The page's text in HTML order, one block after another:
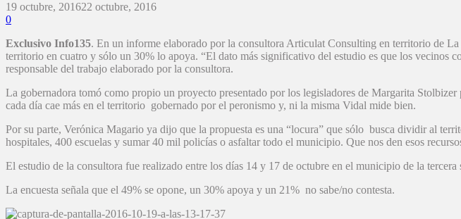
19 octubre, 201622 octubre, 2016
0
Exclusivo Info135. En un informe elaborado por la consultora Articulat Consulting en territorio de
territorio en cuatro y sólo un 30% lo apoya. “El dato más significativo del estudio es que los
responsable del trabajo elaborado por la consultora.
La gobernadora tomó como propio un proyecto presentado por los legisladores de Margarita
cada día cae más en el territorio gobernado por el peronismo y, ni la misma Vidal mide bien.
Por su parte, Verónica Magario ya dijo que la propuesta es una “locura” que sólo busca dividir al
hospitales, 400 escuelas y sumar 40 mil policías o asfaltar todo el municipio. Que nos den esos
El estudio de la consultora fue realizado entre los días 14 y 17 de octubre en el municipio de la
La encuesta señala que el 49% se opone, un 30% apoya y un 21% no sabe/no contesta.